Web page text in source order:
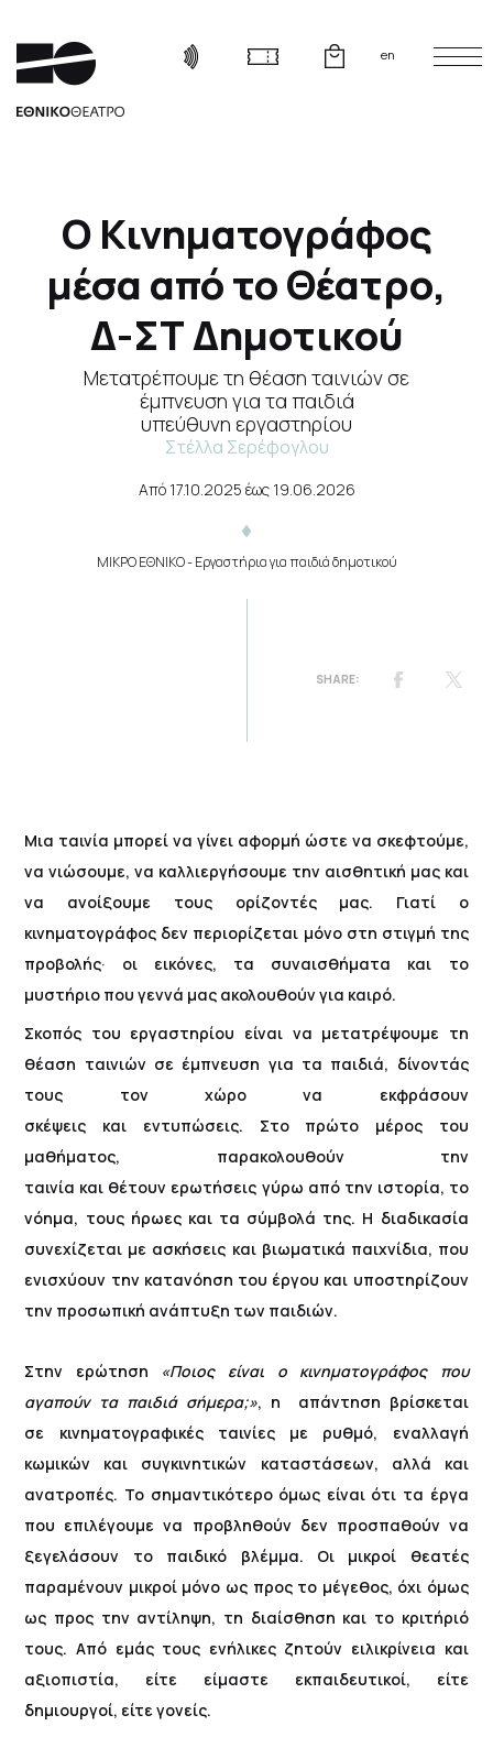
en
Ο Κινηματογράφος
μέσα από το Θέατρο,
Δ-ΣΤ Δημοτικού
Μετατρέπουμε τη θέαση ταινιών σε
έμπνευση για τα παιδιά
υπεύθυνη εργαστηρίου
Στέλλα Σερέφογλου
Από 17.10.2025 έως 19.06.2026
ΜΙΚΡΟ ΕΘΝΙΚΟ- Εργαστήρια για παιδιά δημοτικού
Μια ταινία μπορεί να γίνει αφορμή ώστε να σκεφτούμε,
να νιώσουμε, να καλλιεργήσουμε την αισθητική μας και
να ανοίξουμε τους ορίζοντές μας. Γιατί ο
κινηματογράφος δεν περιορίζεται μόνο στη στιγμή της
προβολής· οι εικόνες, τα συναισθήματα και το
μυστήριο που γεννά μας ακολουθούν για καιρό.
Σκοπός του εργαστηρίου είναι να μετατρέψουμε τη
θέαση ταινιών σε έμπνευση για τα παιδιά, δίνοντάς
τους τον χώρο να εκφράσουν
σκέψεις και εντυπώσεις. Στο πρώτο μέρος του
μαθήματος, παρακολουθούν την
ταινία και θέτουν ερωτήσεις γύρω από την ιστορία, το
νόημα, τους ήρωες και τα σύμβολά της. Η διαδικασία
συνεχίζεται με ασκήσεις και βιωματικά παιχνίδια, που
ενισχύουν την κατανόηση του έργου και υποστηρίζουν
την προσωπική ανάπτυξη των παιδιών.
Στην ερώτηση «Ποιος είναι ο κινηματογράφος που
αγαπούν τα παιδιά σήμερα;», η απάντηση βρίσκεται
σε κινηματογραφικές ταινίες με ρυθμό, εναλλαγή
κωμικών και συγκινητικών καταστάσεων, αλλά και
ανατροπές. Το σημαντικότερο όμως είναι ότι τα έργα
που επιλέγουμε να προβληθούν δεν προσπαθούν να
ξεγελάσουν το παιδικό βλέμμα. Οι μικροί θεατές
παραμένουν μικροί μόνο ως προς το μέγεθος, όχι όμως
ως προς την αντίληψη, τη διαίσθηση και το κριτήριό
τους. Από εμάς τους ενήλικες ζητούν ειλικρίνεια και
αξιοπιστία, είτε είμαστε εκπαιδευτικοί, είτε
δημιουργοί, είτε γονείς.